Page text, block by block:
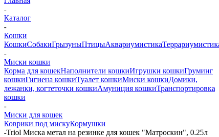
-
Каталог
-
Кошки
КошкиСобакиГрызуныПтицыАквариумистика
-
Миски кошки
Корма для кошекНаполнители кошкиИгрушки кошкиГруминг
кошкиГигиена кошкиТуалет кошкиМиски кошкиДомики,
лежанки, когтеточки кошкиАмуниция кошкиТранспортировка
кошки
-
Миски для кошек
Коврики под мискуКормушки
-Triol Миска метал на резинке для кошек "Матроскин", 0.25л